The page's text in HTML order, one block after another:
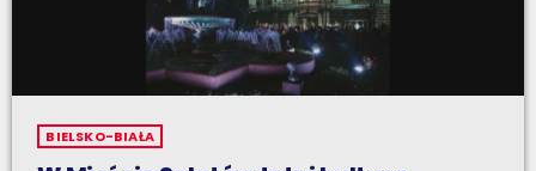
BIELSKO-BIAŁA